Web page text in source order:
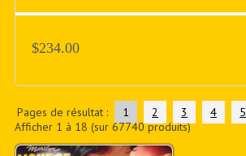
$234.00
Pages de résultat : 1 2 3 4 5
Afficher 1 à 18 (sur 67740produits)